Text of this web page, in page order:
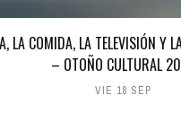
LA COMIDA, LA TELEVISIÓN Y
– OTOÑO CULTURAL
VIE 18 SEP